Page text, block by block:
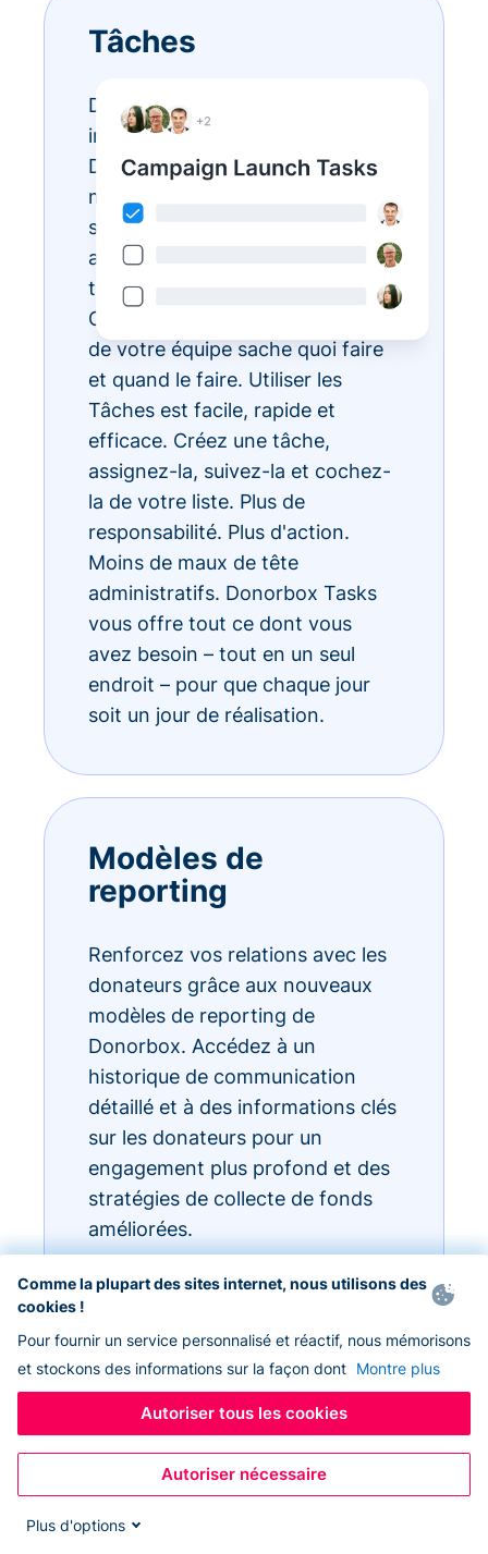
Tâches
Des listes de tâches
interminables ? Réalisez-les avec
Donorbox Tasks. Vous pouvez
maintenant organiser, prioriser et
simplifier toutes vos tâches
administratives quotidiennes, le
tout au sein de l'écosystème
CRM, pour que chaque membre
de votre équipe sache quoi faire
et quand le faire. Utiliser les
Tâches est facile, rapide et
efficace. Créez une tâche,
assignez-la, suivez-la et cochez-
la de votre liste. Plus de
responsabilité. Plus d'action.
Moins de maux de tête
administratifs. Donorbox Tasks
vous offre tout ce dont vous
avez besoin – tout en un seul
endroit – pour que chaque jour
soit un jour de réalisation.
Modèles de
reporting
Renforcez vos relations avec les
donateurs grâce aux nouveaux
modèles de reporting de
Donorbox. Accédez à un
historique de communication
détaillé et à des informations clés
sur les donateurs pour un
engagement plus profond et des
stratégies de collecte de fonds
améliorées.
Comme la plupart des sites internet, nous utilisons des
cookies !
Pour fournir un service personnalisé et réactif, nous mémorisons
et stockons des informations sur la façon dont Montre plus
Autoriser tous les cookies
Autoriser nécessaire
Plus d'options